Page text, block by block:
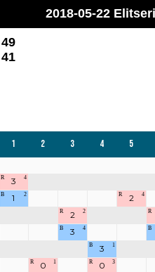
2018-05-22
49
41
1 2 3 4 5
R 3 4
B 1 2 R 2 4
R 2 2 R
B 3 4 B
B 3 1
R 0 1 R 0 3